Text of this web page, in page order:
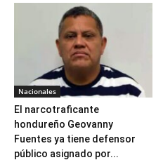
Nacionales
El narcotraficante
hondureño Geovanny
Fuentes ya tiene defensor
público asignado por...